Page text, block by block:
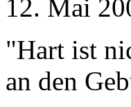
12. Mai
"Hart ist
an den